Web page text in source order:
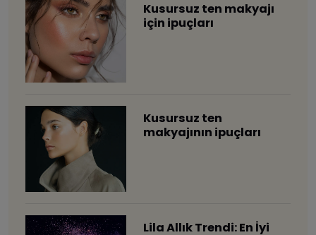
Kusursuz ten makyajı
için ipuçları
Kusursuz ten
makyajının ipuçları
Lila Allık Trendi: En İyi